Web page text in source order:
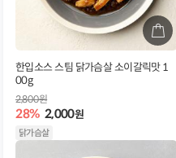
한입소스 스팀 닭가슴살 소이갈릭맛 1
00g
28% 2,000원
2,800원
닭가슴살